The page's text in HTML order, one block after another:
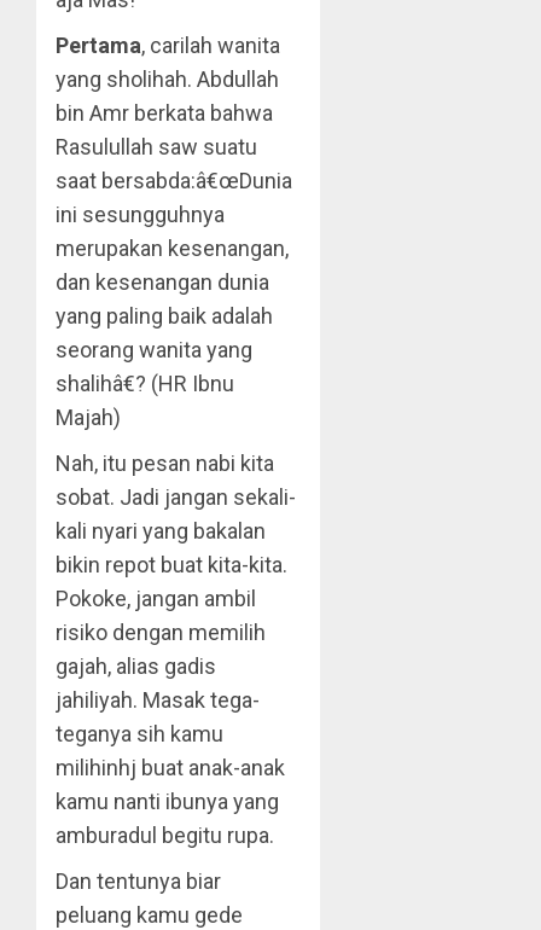
Pertama, carilah wanita
yang sholihah. Abdullah
bin Amr berkata bahwa
Rasulullah saw suatu
saat bersabda:â€œDunia
ini sesungguhnya
merupakan kesenangan,
dan kesenangan dunia
yang paling baik adalah
seorang wanita yang
shalihâ€? (HR Ibnu
Majah)
Nah, itu pesan nabi kita
sobat. Jadi jangan sekali-
kali nyari yang bakalan
bikin repot buat kita-kita.
Pokoke, jangan ambil
risiko dengan memilih
gajah, alias gadis
jahiliyah. Masak tega-
teganya sih kamu
milihinhj buat anak-anak
kamu nanti ibunya yang
amburadul begitu rupa.
Dan tentunya biar
peluang kamu gede